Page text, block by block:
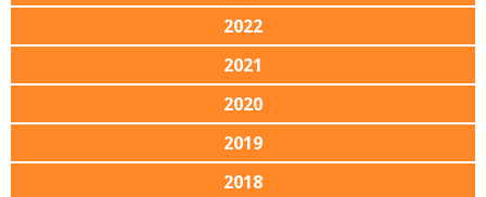
2022
2021
2020
2019
2018